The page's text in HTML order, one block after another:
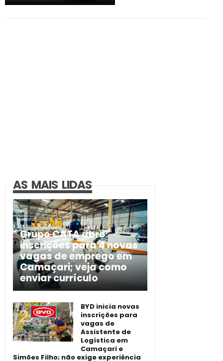
AS MAIS LIDAS
Grupo CATA abre
inscrições para 4 novas
vagas de emprego em
Camaçari; veja como
enviar currículo
BYD inicia novas
inscrições para
vagas de
Assistente de
Logística em
Camaçari e
Simões Filho; não exige experiência